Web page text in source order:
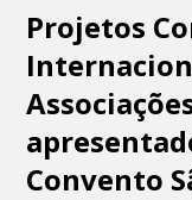
Projetos
Convento